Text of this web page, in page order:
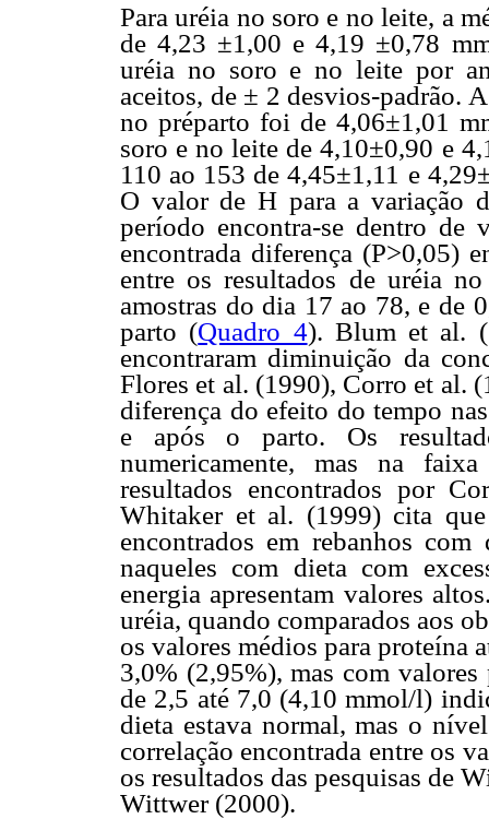
Para uréia no soro e no leite, a
de 4,23 ±1,00 e 4,19 ±0,78
uréia no soro e no leite por
aceitos, de ± 2 desvios-padrão.
no préparto foi de 4,06±1,01
soro e no leite de 4,10±0,90 e
110 ao 153 de 4,45±1,11 e
O valor de H para a variação
período encontra-se dentro de
encontrada diferença (P>0,05)
entre os resultados de uréia
amostras do dia 17 ao 78, e de
parto (Quadro 4). Blum et al.
encontraram diminuição da
Flores et al. (1990), Corro et al.
diferença do efeito do tempo
e após o parto. Os
numericamente, mas na
resultados encontrados por
Whitaker et al. (1999) cita
encontrados em rebanhos
naqueles com dieta com
energia apresentam valores
uréia, quando comparados aos
os valores médios para proteína
3,0% (2,95%), mas com
de 2,5 até 7,0 (4,10 mmol/l)
dieta estava normal, mas o
correlação encontrada entre os
os resultados das pesquisas de
Wittwer (2000).